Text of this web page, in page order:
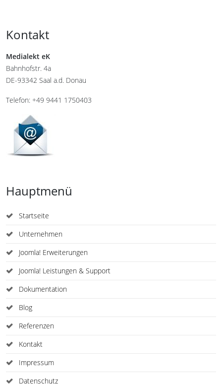
Kontakt
Medialekt eK
Bahnhofstr. 4a
DE-93342 Saal a.d. Donau
Telefon: +49 9441 1750403
Hauptmenü
Startseite
Unternehmen
Joomla! Erweiterungen
Joomla! Leistungen & Support
Dokumentation
Blog
Referenzen
Kontakt
Impressum
Datenschutz